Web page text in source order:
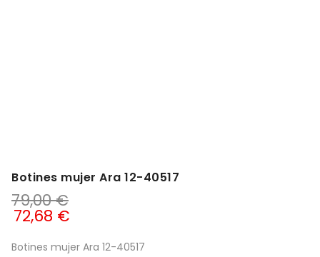
Botines mujer Ara 12-40517
79,00€
72,68 €
Botines mujer Ara 12-40517